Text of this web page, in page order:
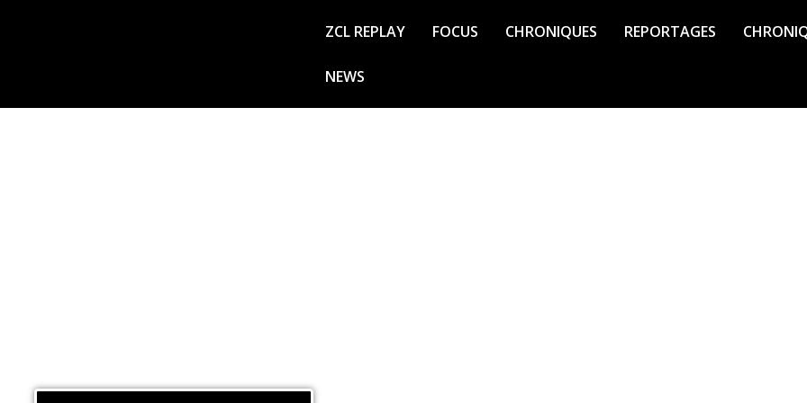
ZCL REPLAY FOCUS CHRONIQUES REPORTAGES
NEWS